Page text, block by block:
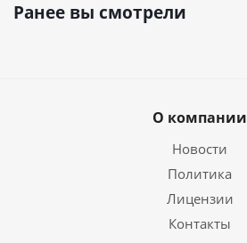
Ранее вы смотрели
О компании
Новости
Политика
Лицензии
Контакты